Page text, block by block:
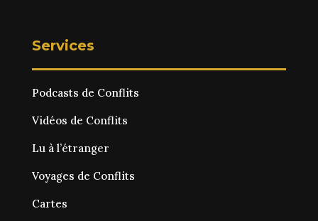
Services
Podcasts de Conflits
Vidéos de Conflits
Lu à l’étranger
Voyages de Conflits
Cartes